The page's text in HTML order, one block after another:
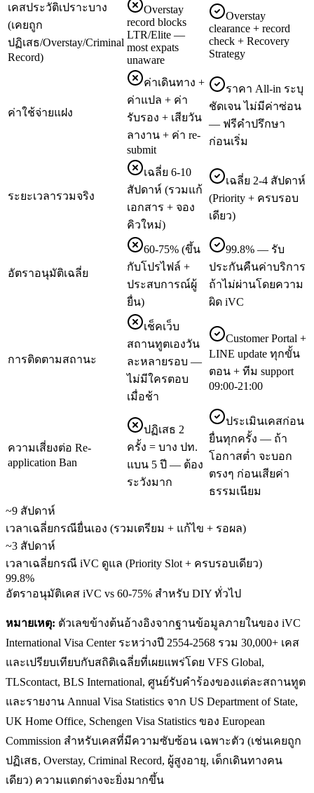
เคสประวัติเปราะบาง
(เคยถูก
ปฏิเสธ/Overstay/Criminal
Record)
Overstay
record blocks
LTR/Elite —
most expats
unaware
Overstay
clearance + record
check + Recovery
Strategy
ค่าใช้จ่ายแฝง
ค่าเดินทาง +
ค่าแปล + ค่า
รับรอง + เสียวัน
ลางาน + ค่า re-
submit
ราคา All-in ระบุ
ชัดเจน ไม่มีค่าซ่อน
— ฟรีคำปรึกษา
ก่อนเริ่ม
ระยะเวลารวมจริง
เฉลี่ย 6-10
สัปดาห์ (รวมแก้
เอกสาร + จอง
คิวใหม่)
เฉลี่ย 2-4 สัปดาห์
(Priority + ครบรอบ
เดียว)
อัตราอนุมัติเฉลี่ย
60-75% (ขึ้น
กับโปรไฟล์ +
ประสบการณ์ผู้
ยื่น)
99.8% — รับ
ประกันคืนค่าบริการ
ถ้าไม่ผ่านโดยความ
ผิด iVC
การติดตามสถานะ
เช็คเว็บ
สถานทูตเองวัน
ละหลายรอบ —
ไม่มีใครตอบ
เมื่อช้า
Customer Portal +
LINE update ทุกขั้น
ตอน + ทีม support
09:00-21:00
ความเสี่ยงต่อ Re-
application Ban
ปฏิเสธ 2
ครั้ง = บาง ปท.
แบน 5 ปี — ต้อง
ระวังมาก
ประเมินเคสก่อน
ยื่นทุกครั้ง — ถ้า
โอกาสต่ำ จะบอก
ตรงๆ ก่อนเสียค่า
ธรรมเนียม
~9 สัปดาห์
เวลาเฉลี่ยกรณียื่นเอง (รวมเตรียม + แก้ไข + รอผล)
~3 สัปดาห์
เวลาเฉลี่ยกรณี iVC ดูแล (Priority Slot + ครบรอบเดียว)
99.8%
อัตราอนุมัติเคส iVC vs 60-75% สำหรับ DIY ทั่วไป
หมายเหตุ: ตัวเลขข้างต้นอ้างอิงจากฐานข้อมูลภายในของ iVC
International Visa Center ระหว่างปี 2554-2568 รวม 30,000+ เคส
และเปรียบเทียบกับสถิติเฉลี่ยที่เผยแพร่โดย VFS Global,
TLScontact, BLS International, ศูนย์รับคำร้องของแต่ละสถานทูต
และรายงาน Annual Visa Statistics จาก US Department of State,
UK Home Office, Schengen Visa Statistics ของ European
Commission สำหรับเคสที่มีความซับซ้อน เฉพาะตัว (เช่นเคยถูก
ปฏิเสธ, Overstay, Criminal Record, ผู้สูงอายุ, เด็กเดินทางคน
เดียว) ความแตกต่างจะยิ่งมากขึ้น